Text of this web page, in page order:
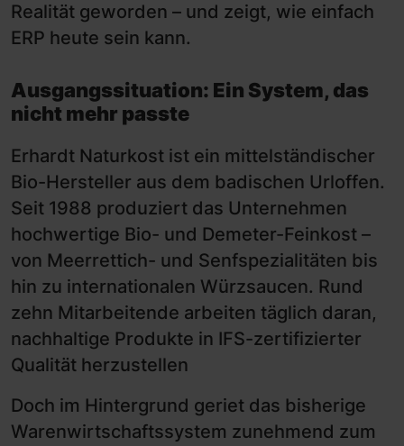
Realität geworden – und zeigt, wie einfach
ERP heute sein kann.
Ausgangssituation: Ein System, das
nicht mehr passte
Erhardt Naturkost ist ein mittelständischer
Bio-Hersteller aus dem badischen Urloffen.
Seit 1988 produziert das Unternehmen
hochwertige Bio- und Demeter-Feinkost –
von Meerrettich- und Senfspezialitäten bis
hin zu internationalen Würzsaucen. Rund
zehn Mitarbeitende arbeiten täglich daran,
nachhaltige Produkte in IFS-zertifizierter
Qualität herzustellen
Doch im Hintergrund geriet das bisherige
Warenwirtschaftssystem zunehmend zum